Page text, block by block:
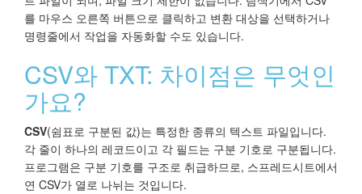
를 마우스 오른쪽 버튼으로 클릭하고 변환 대상을 선택하거나
명령줄에서 작업을 자동화할 수도 있습니다.
CSV와 TXT: 차이점은 무엇인
가요?
CSV(쉼표로 구분된 값)는 특정한 종류의 텍스트 파일입니다.
각 줄이 하나의 레코드이고 각 필드는 구분 기호로 구분됩니다.
프로그램은 구분 기호를 구조로 취급하므로, 스프레드시트에서
연 CSV가 열로 나뉘는 것입니다.